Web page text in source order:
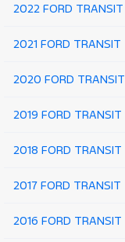
300
FWD
EKSTRA
ŞASI
350 ED
UZUN
ARKA
2022 FORD TRANSIT
2021 FORD TRANSIT
2020 FORD TRANSIT
2019 FORD TRANSIT
2018 FORD TRANSIT
2017 FORD TRANSIT
2016 FORD TRANSIT